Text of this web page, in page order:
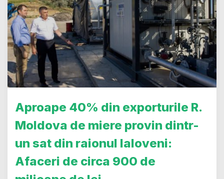
Aproape 40% din exporturile R.
Moldova de miere provin dintr-
un sat din raionul Ialoveni:
Afaceri de circa 900 de